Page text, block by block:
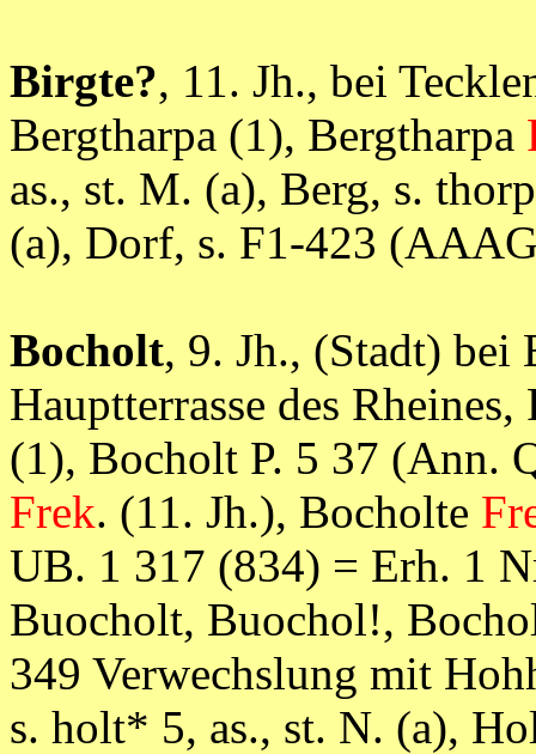
Birgte?, 11. Jh., bei
Bergtharpa (1), Bergtharpa
as., st. M. (a), Berg, s.
(a), Dorf, s. F1-423
Bocholt, 9. Jh., (Stadt) bei
Hauptterrasse des
(1), Bocholt P. 5 37 (Ann.
Frek. (11. Jh.), Bocholte
UB. 1 317 (834) = Erh. 1
Buocholt, Buochol!,
349 Verwechslung mit
s. holt* 5, as., st. N. (a),